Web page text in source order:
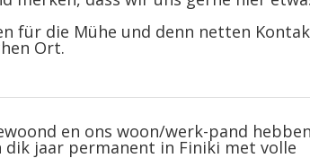
für die Mühe und denn netten
Ort.
en ons woon/werk-pand hebben
dik jaar permanent in Finiki met volle